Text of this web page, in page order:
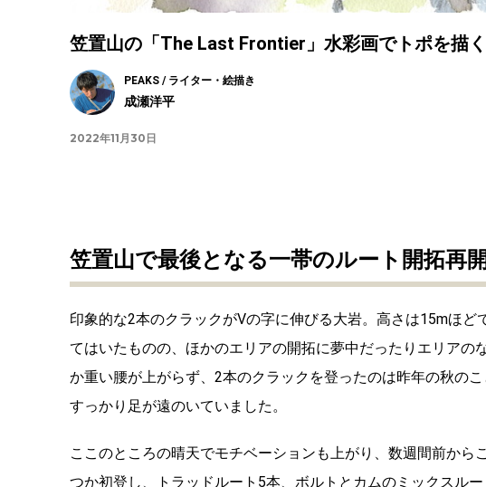
笠置山の「The Last Frontier」水彩画でトポを描
PEAKS / ライター・絵描き
成瀬洋平
2022年11月30日
笠置山で最後となる一帯のルート開拓再開
印象的な2本のクラックがVの字に伸びる大岩。高さは15mほ
てはいたものの、ほかのエリアの開拓に夢中だったりエリアの
か重い腰が上がらず、2本のクラックを登ったのは昨年の秋の
すっかり足が遠のいていました。
ここのところの晴天でモチベーションも上がり、数週間前から
つか初登し、トラッドルート5本、ボルトとカムのミックスル